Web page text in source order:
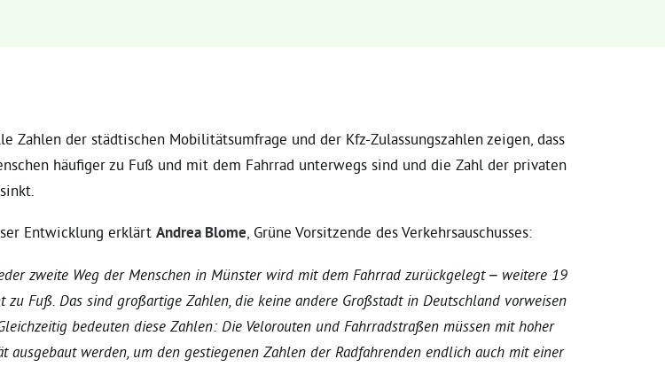
Zahlen der städtischen Mobilitätsumfrage und der Kfz-Zulassungszahlen zeigen, dass
häufiger zu Fuß und mit dem Fahrrad unterwegs sind und die Zahl der privaten
Entwicklung erklärt Andrea Blome , Grüne Vorsitzende des Verkehrsauschusses:
zweite Weg der Menschen in Münster wird mit dem Fahrrad zurückgelegt – weitere 19
zu Fuß. Das sind großartige Zahlen, die keine andere Großstadt in Deutschland vorweisen
bedeuten diese Zahlen: Die Velorouten und Fahrradstraßen müssen mit hoher
ausgebaut werden, um den gestiegenen Zahlen der Radfahrenden endlich auch mit einer